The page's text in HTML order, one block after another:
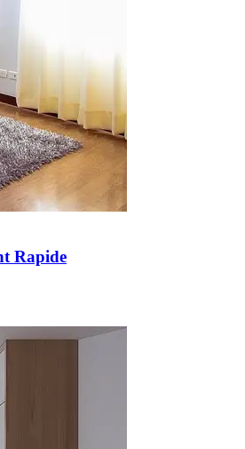
Rapide